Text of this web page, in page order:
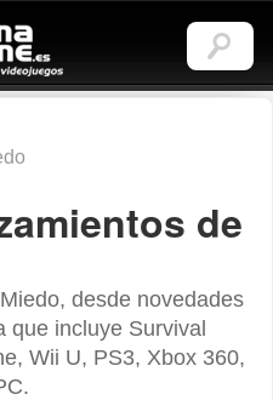
de
desde novedades
que incluye Survival
Wii U, PS3, Xbox 360,